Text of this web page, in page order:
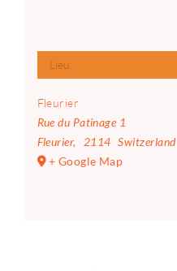
Lieu
Fleurier
Rue du Patinage 1
Fleurier, 2114 Switzerland
+ Google Map